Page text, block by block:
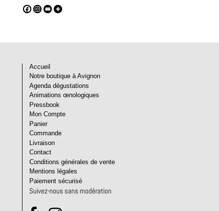
Accueil
Notre boutique à Avignon
Agenda dégustations
Animations œnologiques
Pressbook
Mon Compte
Panier
Commande
Livraison
Contact
Conditions générales de vente
Mentions légales
Paiement sécurisé
Suivez-nous sans modération